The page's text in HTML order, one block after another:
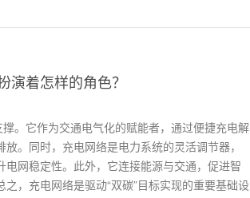
演着怎样的角色？
。它作为交通电气化的赋能者，通过便捷充电解
。同时，充电网络是电力系统的灵活调节器，
网稳定性。此外，它连接能源与交通，促进智
，充电网络是驱动“双碳”目标实现的重要基础设